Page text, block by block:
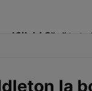
Click! Sănătate
la